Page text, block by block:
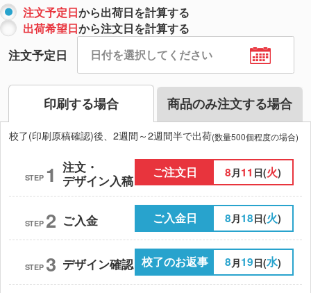
注文予定日から出荷日を計算する
出荷希望日から注文日を計算する
注文予定日
印刷する場合 商品のみ注文する場合
校了(印刷原稿確認)後、2週間～2週間半で出荷(数量500個程度の場合)
STEP 1 注文・
デザイン入稿
ご注文日 8月11 日(火)
STEP 2 ご入金 ご入金日 8月18日(火)
STEP 3 デザイン確認 校了のお返事 8 月19日(水)